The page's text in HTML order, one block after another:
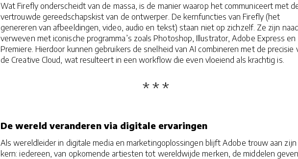
Wat Firefly onderscheidt van de massa, is de manier waarop het communiceert met
vertrouwde gereedschapskist van de ontwerper. De kernfuncties van Firefly (het
genereren van afbeeldingen, video, audio en tekst) staan niet op zichzelf. Ze zijn
verweven met iconische programma’s zoals Photoshop, Illustrator, Adobe Express en
Premiere. Hierdoor kunnen gebruikers de snelheid van AI combineren met de precisie
de Creative Cloud, wat resulteert in een workflow die even vloeiend als krachtig is.
De wereld veranderen via digitale ervaringen
Als wereldleider in digitale media en marketingoplossingen blijft Adobe trouw aan zijn
kern: iedereen, van opkomende artiesten tot wereldwijde merken, de middelen